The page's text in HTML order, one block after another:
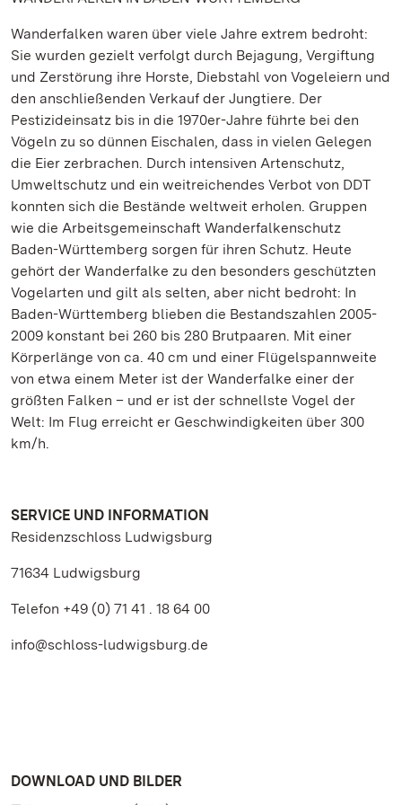
Wanderfalken waren über viele Jahre extrem bedroht:
Sie wurden gezielt verfolgt durch Bejagung, Vergiftung
und Zerstörung ihre Horste, Diebstahl von Vogeleiern und
den anschließenden Verkauf der Jungtiere. Der
Pestizideinsatz bis in die 1970er-Jahre führte bei den
Vögeln zu so dünnen Eischalen, dass in vielen Gelegen
die Eier zerbrachen. Durch intensiven Artenschutz,
Umweltschutz und ein weitreichendes Verbot von DDT
konnten sich die Bestände weltweit erholen. Gruppen
wie die Arbeitsgemeinschaft Wanderfalkenschutz
Baden-Württemberg sorgen für ihren Schutz. Heute
gehört der Wanderfalke zu den besonders geschützten
Vogelarten und gilt als selten, aber nicht bedroht: In
Baden-Württemberg blieben die Bestandszahlen 2005-
2009 konstant bei 260 bis 280 Brutpaaren. Mit einer
Körperlänge von ca. 40 cm und einer Flügelspannweite
von etwa einem Meter ist der Wanderfalke einer der
größten Falken – und er ist der schnellste Vogel der
Welt: Im Flug erreicht er Geschwindigkeiten über 300
km/h.
SERVICE UND INFORMATION
Residenzschloss Ludwigsburg
71634 Ludwigsburg
Telefon +49 (0) 71 41 . 18 64 00
info@schloss-ludwigsburg.de
DOWNLOAD UND BILDER